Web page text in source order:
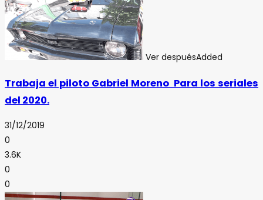
Ver despuésAdded
Trabaja el piloto Gabriel Moreno Para los seriales
del 2020.
31/12/2019
0
3.6K
0
0